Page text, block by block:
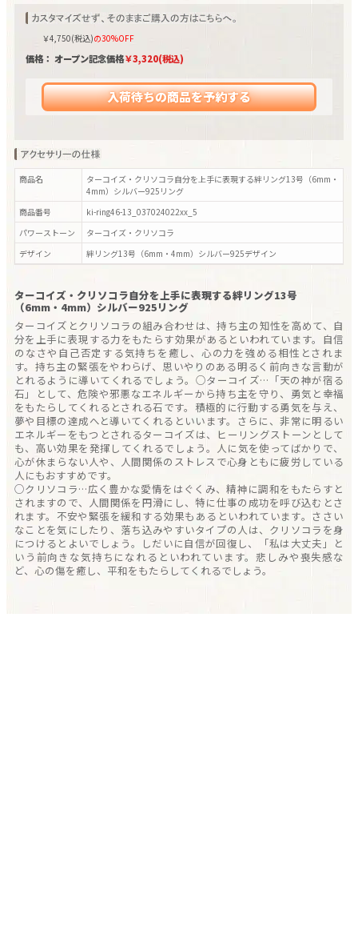
ターコイズ・クリソコラ自分を上手に表現する絆リング13号
（6mm・4mm）シルバー925リング
ターコイズとクリソコラの組み合わせは、持ち主の知性を高めて、自
分を上手に表現する力をもたらす効果があるといわれています。自信
のなさや自己否定する気持ちを癒し、心の力を強める相性とされま
す。持ち主の緊張をやわらげ、思いやりのある明るく前向きな言動が
とれるように導いてくれるでしょう。○ターコイズ…「天の神が宿る
石」として、危険や邪悪なエネルギーから持ち主を守り、勇気と幸福
をもたらしてくれるとされる石です。積極的に行動する勇気を与え、
夢や目標の達成へと導いてくれるといいます。さらに、非常に明るい
エネルギーをもつとされるターコイズは、ヒーリングストーンとして
も、高い効果を発揮してくれるでしょう。人に気を使ってばかりで、
心が休まらない人や、人間関係のストレスで心身ともに疲労している
人にもおすすめです。
○クリソコラ…広く豊かな愛情をはぐくみ、精神に調和をもたらすと
されますので、人間関係を円滑にし、特に仕事の成功を呼び込むとさ
れます。不安や緊張を緩和する効果もあるといわれています。ささい
なことを気にしたり、落ち込みやすいタイプの人は、クリソコラを身
につけるとよいでしょう。しだいに自信が回復し、「私は大丈夫」と
いう前向きな気持ちになれるといわれています。悲しみや喪失感な
ど、心の傷を癒し、平和をもたらしてくれるでしょう。
￥4,750(税込)の30%OFF
価格： オープン記念価格￥3,320(税込)
入荷待ちの商品を予約する
商品名
ターコイズ・クリソコラ自分を上手に表現する絆リング13号（6mm・
4mm）シルバー925リング
商品番号
ki-ring46-13_037024022xx_5
パワーストーン
ターコイズ・クリソコラ
デザイン
絆リング13号（6mm・4mm）シルバー925デザイン